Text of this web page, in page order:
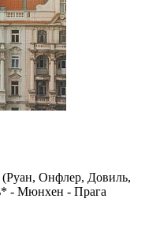
Онфлер, Довиль,
- Мюнхен - Прага